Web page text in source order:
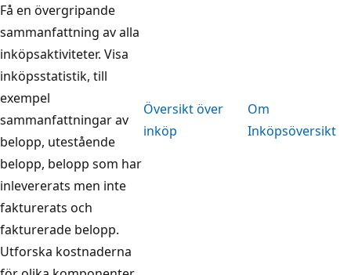
Få en övergripande
sammanfattning av alla
inköpsaktiviteter. Visa
inköpsstatistik, till
exempel
sammanfattningar av
belopp, utestående
belopp, belopp som har
inlevererats men inte
fakturerats och
fakturerade belopp.
Översikt över
inköp
Om
Inköpsöversikt
Utforska kostnaderna